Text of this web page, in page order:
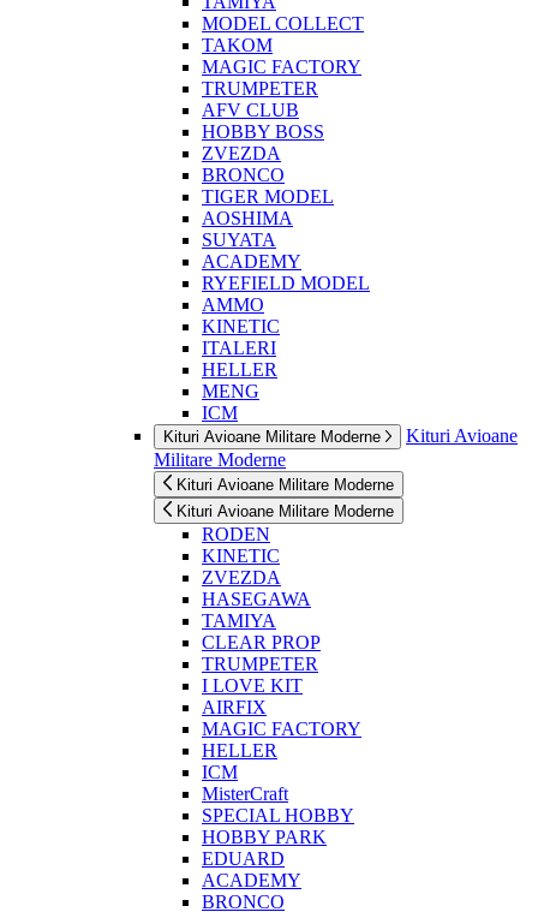
MODEL COLLECT
TAKOM
MAGIC FACTORY
TRUMPETER
AFV CLUB
HOBBY BOSS
ZVEZDA
BRONCO
TIGER MODEL
AOSHIMA
SUYATA
ACADEMY
RYEFIELD MODEL
AMMO
KINETIC
ITALERI
HELLER
MENG
ICM
Kituri Avioane Militare Moderne
Kituri Avioane
Militare Moderne
Kituri Avioane Militare Moderne
Kituri Avioane Militare Moderne
RODEN
KINETIC
ZVEZDA
HASEGAWA
TAMIYA
CLEAR PROP
TRUMPETER
I LOVE KIT
AIRFIX
MAGIC FACTORY
HELLER
ICM
MisterCraft
SPECIAL HOBBY
HOBBY PARK
EDUARD
ACADEMY
BRONCO